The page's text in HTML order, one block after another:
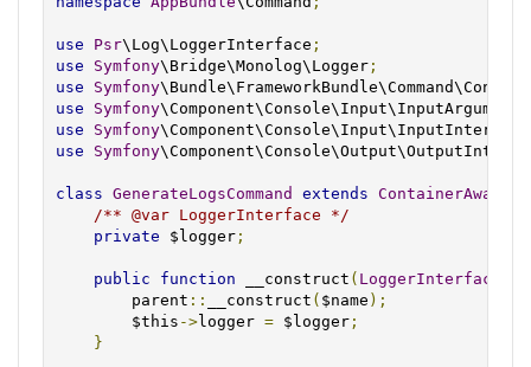
use Psr\Log\LoggerInterface ;
use
Symfony\Bridge\Monolog\Logger ;
use
Symfony
use
Symfony\Component\Console\Input\InputArgument
use
Symfony\Component\Console\Input\InputInterface
use
Symfony
class GenerateLogsCommand extends
/** @var LoggerInterface */
private $logger ;
public function __construct ( LoggerInterface
        parent
:: __construct ( $name );
        $this
->logger = $logger ;
}